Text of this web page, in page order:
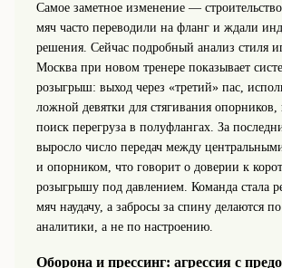
Самое заметное изменение —
мяч часто переводили на фланг и ждали
решения. Сейчас подробный анализ стиля
Москва при новом тренере показывает
розыгрыш: выход через «третий» пас,
ложной девятки для стягивания
поиск перегруза в полуфлангах. За
выросло число передач между
и опорником, что говорит о доверии к
розыгрышу под давлением. Команда стала
мяч наудачу, а забросы за спину делаются
аналитики, а не по настроению.
Оборона и прессинг: агрессия с